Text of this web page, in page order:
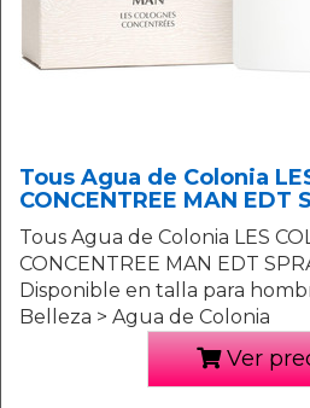
Tous Agua de Colonia
CONCENTREE MAN EDT
Tous Agua de Colonia LES
CONCENTREE MAN EDT
Disponible en talla para
Belleza > Agua de Colonia
Ver